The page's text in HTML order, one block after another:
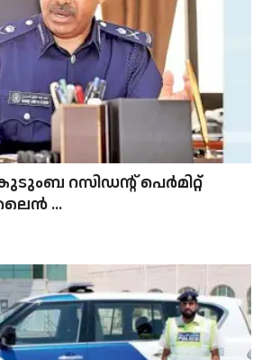
റസിഡന്റ് പെർമിറ്റ്
...